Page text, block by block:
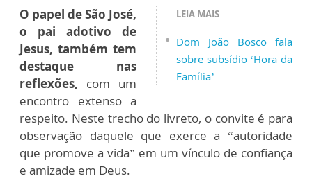
LEIA MAIS
Dom João Bosco fala
sobre subsídio ‘Hora da
Família’
O papel de São José,
o pai adotivo de
Jesus, também tem
destaque nas
reflexões, com um
encontro extenso a
respeito. Neste trecho do livreto, o convite é para
observação daquele que exerce a “autoridade
que promove a vida” em um vínculo de confiança
e amizade em Deus.